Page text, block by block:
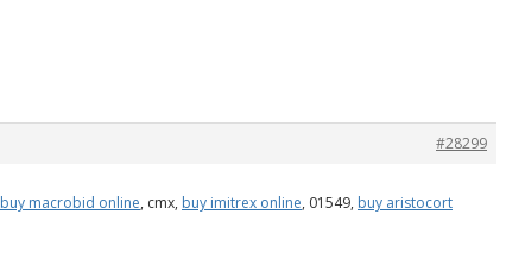
#28299
buy macrobid online, cmx, buy imitrex online, 01549, buy aristocort